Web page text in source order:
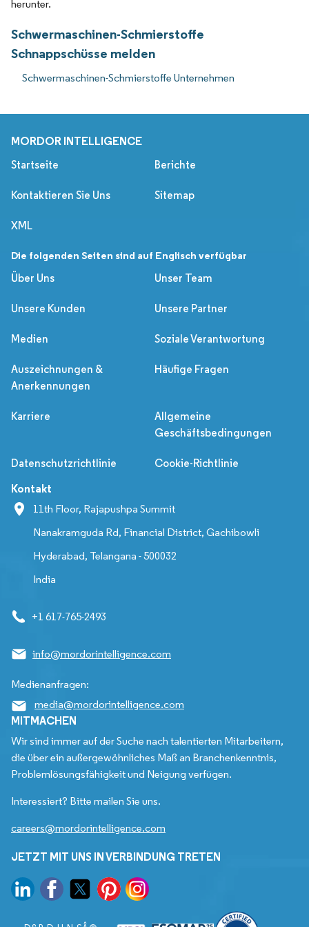
herunter.
Schwermaschinen-Schmierstoffe
Schnappschüsse melden
Schwermaschinen-Schmierstoffe Unternehmen
MORDOR INTELLIGENCE
Startseite Berichte
Kontaktieren Sie Uns Sitemap
XML
Die folgenden Seiten sind auf Englisch verfügbar
Über Uns
Unser Team
Unsere Kunden Unsere Partner
Medien Soziale Verantwortung
Auszeichnungen &
Anerkennungen
Häufige Fragen
Karriere
Allgemeine
Geschäftsbedingungen
Datenschutzrichtlinie Cookie-Richtlinie
Kontakt
11th Floor, Rajapushpa Summit
Nanakramguda Rd, Financial District, Gachibowli
Hyderabad, Telangana - 500032
India
+1 617-765-2493
info@mordorintelligence.com
Medienanfragen:
media@mordorintelligence.com
MITMACHEN
Wir sind immer auf der Suche nach talentierten Mitarbeitern,
die über ein außergewöhnliches Maß an Branchenkenntnis,
Problemlösungsfähigkeit und Neigung verfügen.
Interessiert? Bitte mailen Sie uns.
careers@mordorintelligence.com
JETZT MIT UNS IN VERBINDUNG TRETEN